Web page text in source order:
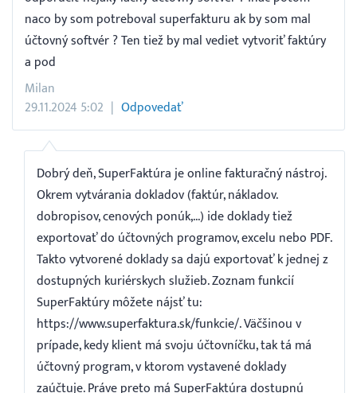
naco by som potreboval superfakturu ak by som mal
účtovný softvér ? Ten tiež by mal vediet vytvoriť faktúry
a pod
Milan
29.11.2024 5:02
Odpovedať
Dobrý deň, SuperFaktúra je online fakturačný nástroj.
Okrem vytvárania dokladov (faktúr, nákladov.
dobropisov, cenových ponúk,...) ide doklady tiež
exportovať do účtovných programov, excelu nebo PDF.
Takto vytvorené doklady sa dajú exportovať k jednej z
dostupných kuriérskych služieb. Zoznam funkcií
SuperFaktúry môžete nájsť tu:
https://www.superfaktura.sk/funkcie/. Väčšinou v
prípade, kedy klient má svoju účtovníčku, tak tá má
účtovný program, v ktorom vystavené doklady